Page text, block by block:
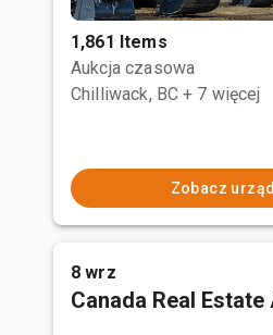
1,861 Items
Aukcja czasowa
Chilliwack, BC + 7 więcej
Zobacz
8 wrz
Canada Real